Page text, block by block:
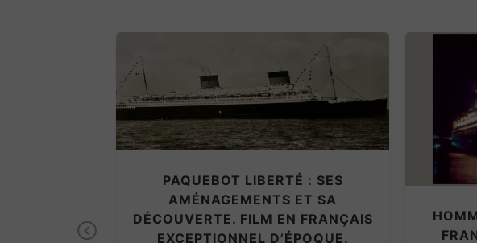
Previous
PAQUEBOT LIBERTÉ : SES
AMÉNAGEMENTS ET SA
DÉCOUVERTE. FILM EN FRANÇAIS
EXCEPTIONNEL D’ÉPOQUE.